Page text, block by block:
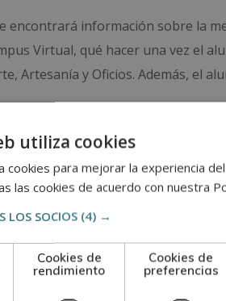
encontrará información sobre la
Virtual, qué hacer una vez el
Artesanía y Oficios. Además, el
de evaluación, el alumno
DE POSTGRADO DE ARTE,
utiliza cookies
cookies para mejorar la experiencia
las cookies de acuerdo con nuestra
LOS SOCIOS (4) →
Cookies de
rendimiento
Cookies de
preferencias